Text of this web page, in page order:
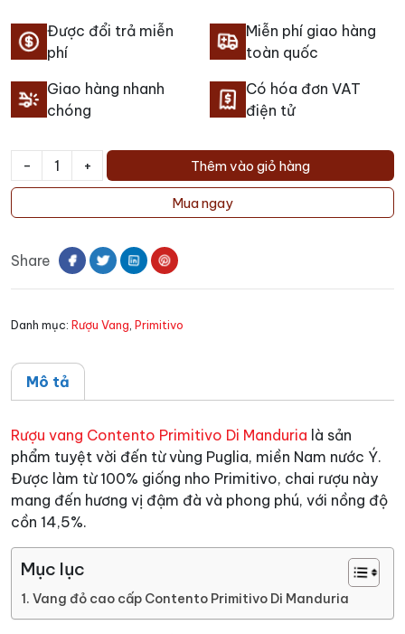
Được đổi trả miễn
phí
Miễn phí giao hàng
toàn quốc
Giao hàng nhanh
chóng
Có hóa đơn VAT
điện tử
-
Rượu
Contento
Di
lượng
+ Thêm vào giỏ hàng
Mua ngay
Share
Danh mục: Rượu Vang, Primitivo
Mô tả
Rượu vang Contento Primitivo Di Manduria là sản
phẩm tuyệt vời đến từ vùng Puglia, miền Nam nước Ý.
Được làm từ 100% giống nho Primitivo, chai rượu này
mang đến hương vị đậm đà và phong phú, với nồng độ
cồn 14,5%.
Mục lục
Vang đỏ cao cấp Contento Primitivo Di Manduria